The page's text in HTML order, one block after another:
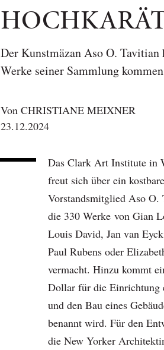
Der Kunstmäzan Aso O.
Werke seiner Sammlung
Von CHRISTIANE MEIXNER
23.12.2024
Das Clark Art Institute in
freut sich über ein
Vorstandsmitglied Aso O.
die 330 Werke von Gian
Louis David, Jan van
Paul Rubens oder
vermacht. Hinzu kommt
Dollar für die Einrichtung
und den Bau eines
benannt wird. Für den
die New Yorker